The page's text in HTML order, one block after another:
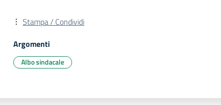
Stampa / Condividi
Argomenti
Albo sindacale